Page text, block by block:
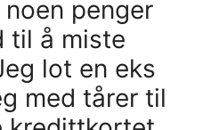
penger
til å miste
lot en eks
med tårer til